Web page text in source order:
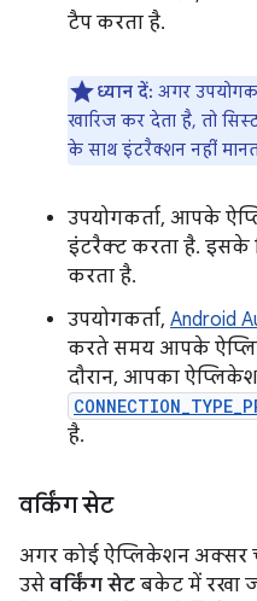
टैप करता है.
ध्यान दें: अगर
खारिज कर देता है, तो
के साथ इंटरैक्शन नहीं
उपयोगकर्ता, आपके
इंटरैक्ट करता है. इसके
करता है.
उपयोगकर्ता, Android
करते समय आपके
दौरान, आपका
है.
वर्किंग सेट
अगर कोई ऐप्लिकेशन अक्सर
उसे वर्किंग सेट बकेट में रखा